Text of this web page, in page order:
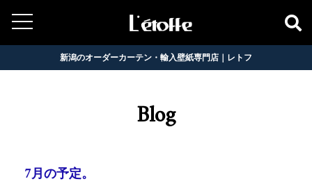
新潟のオーダーカーテン・輸入壁紙専門店｜レトフ
Blog
7月の予定。